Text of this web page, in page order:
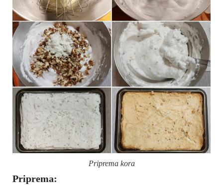
Priprema kora
Priprema: